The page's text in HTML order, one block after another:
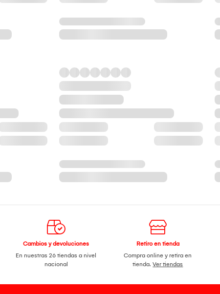
Cambios y devoluciones
En nuestras 26 tiendas a nivel
nacional
Retiro en tienda
Compra online y retira en
tienda.Ver tiendas